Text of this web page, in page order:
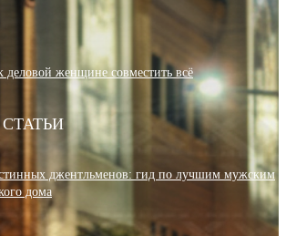
деловой женщине совместить всё
джентльменов: гид по лучшим мужским
дома